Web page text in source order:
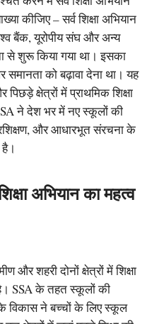
कीजिए – सर्व शिक्षा अभियान
बैंक, यूरोपीय संघ और अन्य
से शुरू किया गया था। इसका
समानता को बढ़ावा देना था। यह
क्षेत्रों में प्राथमिक शिक्षा
ने देश भर में नए स्कूलों की
और आधारभूत संरचना के
है।
अभियान का महत्व
और शहरी दोनों क्षेत्रों में शिक्षा
SSA के तहत स्कूलों की
विकास ने बच्चों के लिए स्कूल